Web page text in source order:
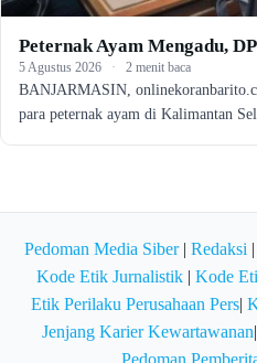
Peternak Ayam Mengadu,
5 Agustus 2026 · 2 menit baca
BANJARMASIN,
para peternak ayam di Kalimantan
Pedoman Media Siber| Redaksi |
Kode Etik Jurnalistik| Kode
Etik Perilaku Perusahaan Pers|
Jenjang Karier Kewartawanan|